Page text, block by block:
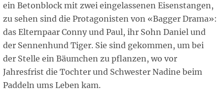
ein Betonblock mit zwei eingelassenen Eisenstangen,
zu sehen sind die Protagonisten von «Bagger Drama»:
das Elternpaar Conny und Paul, ihr Sohn Daniel und
der Sennenhund Tiger. Sie sind gekommen, um bei
der Stelle ein Bäumchen zu pflanzen, wo vor
Jahresfrist die Tochter und Schwester Nadine beim
Paddeln ums Leben kam.